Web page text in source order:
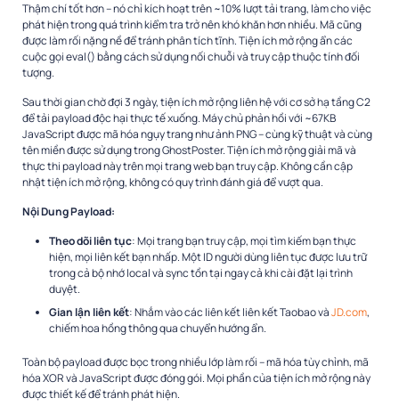
Thậm chí tốt hơn – nó chỉ kích hoạt trên ~10% lượt tải trang, làm cho việc
phát hiện trong quá trình kiểm tra trở nên khó khăn hơn nhiều. Mã cũng
được làm rối nặng nề để tránh phân tích tĩnh. Tiện ích mở rộng ẩn các
cuộc gọi eval() bằng cách sử dụng nối chuỗi và truy cập thuộc tính đối
tượng.​
Sau thời gian chờ đợi 3 ngày, tiện ích mở rộng liên hệ với cơ sở hạ tầng C2
để tải payload độc hại thực tế xuống. Máy chủ phản hồi với ~67KB
JavaScript được mã hóa ngụy trang như ảnh PNG – cùng kỹ thuật và cùng
tên miền được sử dụng trong GhostPoster. Tiện ích mở rộng giải mã và
thực thi payload này trên mọi trang web bạn truy cập. Không cần cập
nhật tiện ích mở rộng, không có quy trình đánh giá để vượt qua.​
Nội Dung Payload:
Theo dõi liên tục: Mọi trang bạn truy cập, mọi tìm kiếm bạn thực
hiện, mọi liên kết bạn nhấp. Một ID người dùng liên tục được lưu trữ
trong cả bộ nhớ local và sync tồn tại ngay cả khi cài đặt lại trình
duyệt.​
Gian lận liên kết: Nhắm vào các liên kết liên kết Taobao vàJD.com,
chiếm hoa hồng thông qua chuyển hướng ẩn.​
Toàn bộ payload được bọc trong nhiều lớp làm rối – mã hóa tùy chỉnh, mã
hóa XOR và JavaScript được đóng gói. Mọi phần của tiện ích mở rộng này
được thiết kế để tránh phát hiện.​